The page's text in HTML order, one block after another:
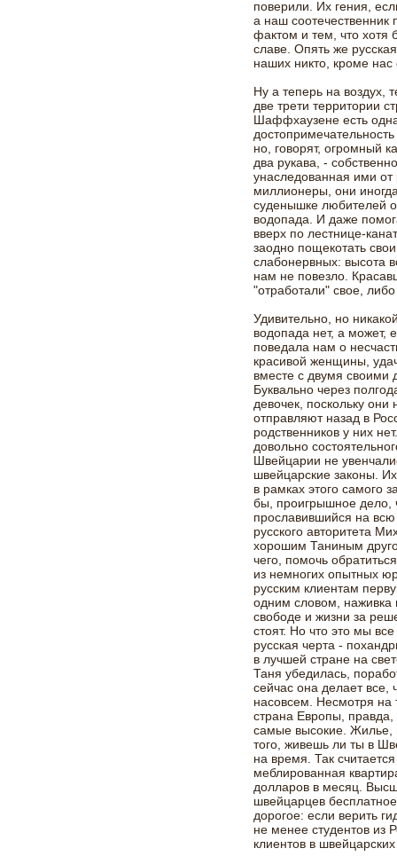
поверили. Их гения,
а наш
фактом и тем, что хотя
славе. Опять же
наших никто, кроме нас
Ну а теперь на воздух,
две трети территории
Шаффхаузене есть
но, говорят, огромный
два рукава, -
унаследованная ими
миллионеры, они
суденышке любителей
водопада. И даже
вверх по лестнице-
заодно пощекотать
слабонервных: высота
нам не повезло.
"отработали" свое,
Удивительно, но
водопада нет, а может,
поведала нам о
красивой женщины,
вместе с двумя
Буквально через
девочек, поскольку
отправляют назад в
родственников у них
довольно
Швейцарии не
швейцарские законы.
в рамках этого самого
бы, проигрышное дело,
прославившийся на
русского авторитета
хорошим Таниным
чего, помочь
из немногих опытных
русским клиентам
одним словом, наживка
свободе и жизни за
стоят. Но что это мы
русская черта -
в лучшей стране на
Таня убедилась,
сейчас она делает все,
насовсем. Несмотря на
страна Европы, правда,
самые высокие. Жилье,
того, живешь ли ты в
на время. Так
меблированная
долларов в месяц.
швейцарцев
дорогое: если верить
не менее студентов из
клиентов в